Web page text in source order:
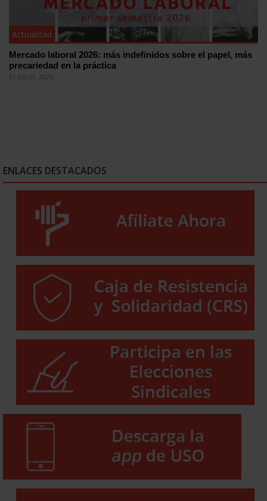
Actualidad
Mercado laboral 2026: más indefinidos sobre el papel, más
precariedad en la práctica
31 JULIO, 2026
ENLACES DESTACADOS